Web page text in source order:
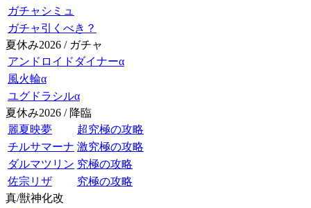
ガチャシミュ
ガチャ引くべき？
夏休み2026 / ガチャ
アンドロイドダイナーα
風火輪α
ユグドラシルα
夏休み2026 / 降臨
麗夏映夢
超究極の攻略
チルサマーナ 激究極の攻略
ダルマツリン 究極の攻略
佐宗リザ
究極の攻略
真/獣神化改